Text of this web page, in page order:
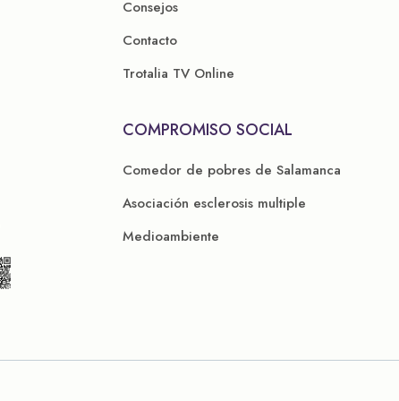
Consejos
Contacto
Trotalia TV Online
COMPROMISO SOCIAL
Comedor de pobres de Salamanca
Asociación esclerosis multiple
Medioambiente